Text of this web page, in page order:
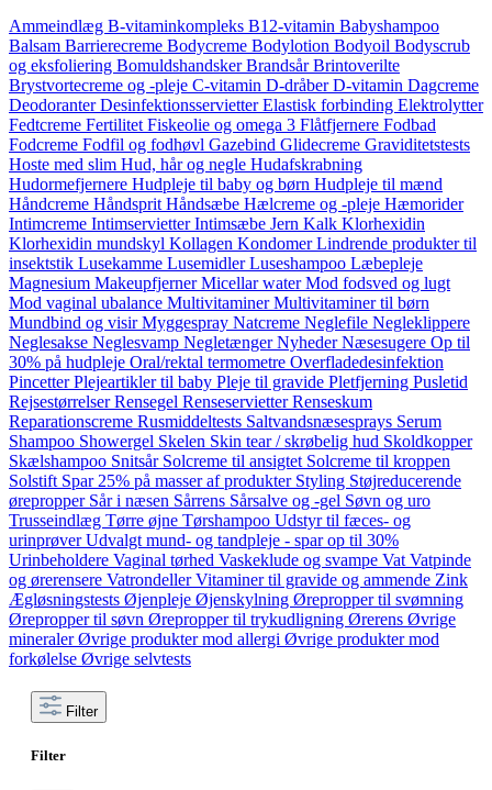
Ammeindlæg B-vitaminkompleks B12-vitamin Babyshampoo
Balsam Barrierecreme Bodycreme Bodylotion Bodyoil Bodyscrub
og eksfoliering BomuldshandskerBrandsårBrintoverilte
Brystvortecreme og -pleje C-vitamin D-dråberD-vitamin Dagcreme
DeodoranterDesinfektionsservietterElastisk forbinding Elektrolytter
Fedtcreme Fertilitet Fiskeolie og omega 3 Flåtfjernere Fodbad
Fodcreme Fodfil og fodhøvl Gazebind Glidecreme Graviditetstests
Hoste med slim Hud, hår og negle Hudafskrabning
Hudormefjernere Hudpleje til baby og børn Hudpleje til mænd
Håndcreme Håndsprit Håndsæbe Hælcreme og -pleje Hæmorider
Intimcreme IntimservietterIntimsæbe Jern Kalk Klorhexidin
Klorhexidin mundskyl Kollagen KondomerLindrende produkter til
insektstik Lusekamme LusemidlerLuseshampoo Læbepleje
Magnesium MakeupfjernerMicellar waterMod fodsved og lugt
Mod vaginal ubalance MultivitaminerMultivitaminer til børn
Mundbind og visirMyggespray Natcreme Neglefile Negleklippere
Neglesakse Neglesvamp NegletængerNyhederNæsesugere Op til
30% på hudpleje Oral/rektal termometre Overfladedesinfektion
PincetterPlejeartikler til baby Pleje til gravide Pletfjerning Pusletid
RejsestørrelserRensegel RenseservietterRenseskum
Reparationscreme Rusmiddeltests Saltvandsnæsesprays Serum
Shampoo Showergel Skelen Skin tear / skrøbelig hud Skoldkopper
Skælshampoo Snitsår Solcreme til ansigtet Solcreme til kroppen
Solstift Spar 25% på masser af produkter Styling Støjreducerende
ørepropper Sår i næsen Sårrens Sårsalve og -gel Søvn og uro
Trusseindlæg Tørre øjne Tørshampoo Udstyr til fæces- og
urinprøverUdvalgt mund- og tandpleje - spar op til 30%
Urinbeholdere Vaginal tørhed Vaskeklude og svampe Vat Vatpinde
og ørerensere VatrondellerVitaminer til gravide og ammende Zink
Ægløsningstests Øjenpleje Øjenskylning Ørepropper til svømning
Ørepropper til søvn Ørepropper til trykudligning Ørerens Øvrige
mineralerØvrige produkter mod allergi Øvrige produkter mod
forkølelse Øvrige selvtests
Filter
Filter